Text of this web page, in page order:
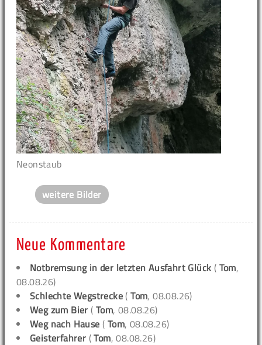
Neonstaub
weitere Bilder
Neue Kommentare
Notbremsung in der letzten Ausfahrt Glück ( Tom,
08.08.26)
Schlechte Wegstrecke (Tom, 08.08.26)
Weg zum Bier (Tom, 08.08.26)
Weg nach Hause ( Tom, 08.08.26)
Geisterfahrer (Tom, 08.08.26)